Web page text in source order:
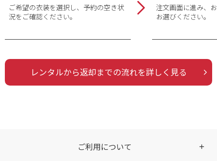
ご希望の衣装を選択し、予約の空き状
況をご確認ください。
注文画面に進み、
お選びください。
レンタルから返却までの流れを詳しく見る
ご利用について